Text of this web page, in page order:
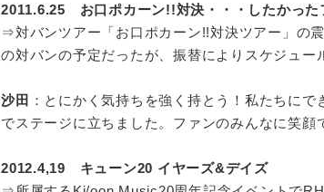
2011.6.25 お口ポカーン!!対決・・・したかった
⇒対バンツアー「お口ポカーン!!対決ツアー」の
の対バンの予定だったが、振替によりスケジュー
沙田 ：とにかく気持ちを強く持とう！私たちに
でステージに立ちました。ファンのみんなに笑顔
2012.4,19 キューン20 イヤーズ&デイズ